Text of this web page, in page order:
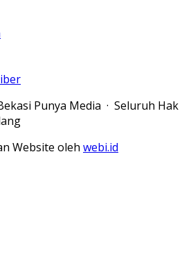
Punya Media · Seluruh Hak
Website oleh webi.id